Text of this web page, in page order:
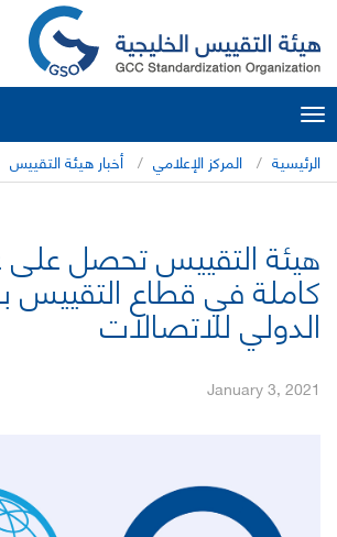
Toggle
navigation
الرئيسية المركز الإعلامي أخبار هيئة التقييس
هيئة التقييس تحصل
كاملة في قطاع التقييس
الدولي للاتصالات
January 3, 2021